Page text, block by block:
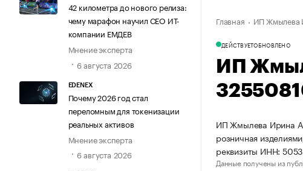
42 километра до нового релиза:
чему марафон научил СЕО ИТ-
компании ЕМДЕВ
Мнение эксперта
6 августа 2026
EDENEX
Почему 2026 год стал
переломным для токенизации
реальных активов
Мнение эксперта
6 августа 2026
Главная ИП Жмылева
ДЕЙСТВУЕТОБНОВЛЕНО
ИП
ИП Жмылева Ирина
розничная
реквизиты ИНН:
Данные получены из